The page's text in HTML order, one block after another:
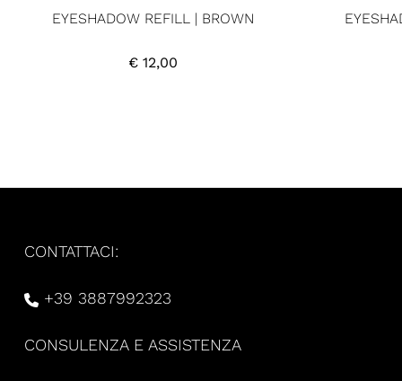
EYESHADOW REFILL | BROWN
€ 12,00
CONTATTACI:
+39 3887992323
CONSULENZA E ASSISTENZA